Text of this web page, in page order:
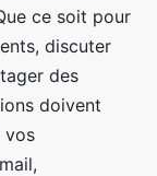
ce soit pour
discuter
des
doivent
vos